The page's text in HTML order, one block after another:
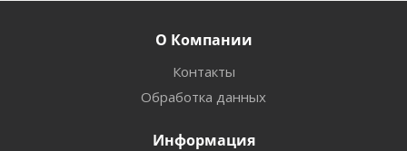
О Компании
Контакты
Обработка данных
Информация